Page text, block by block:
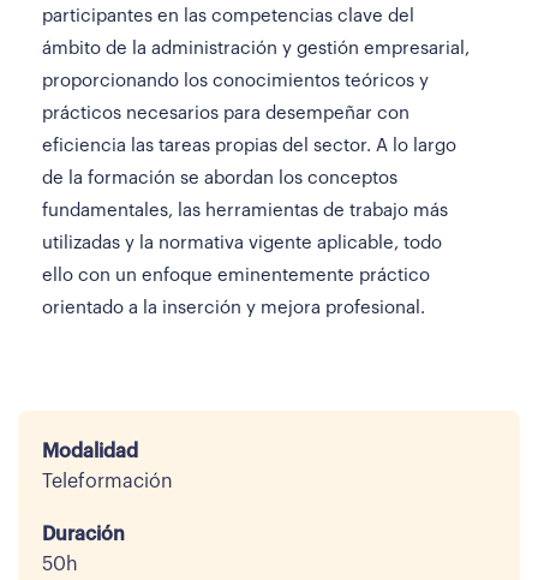
participantes en las competencias clave del
ámbito de la administración y gestión empresarial,
proporcionando los conocimientos teóricos y
prácticos necesarios para desempeñar con
eficiencia las tareas propias del sector. A lo largo
de la formación se abordan los conceptos
fundamentales, las herramientas de trabajo más
utilizadas y la normativa vigente aplicable, todo
ello con un enfoque eminentemente práctico
orientado a la inserción y mejora profesional.
Modalidad
Teleformación
Duración
50h